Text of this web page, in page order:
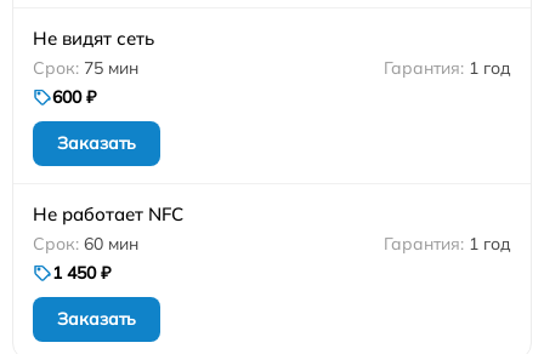
Не видят сеть
75 мин
1 год
600 ₽
Заказать
Не работает NFC
60 мин
1 год
1 450 ₽
Заказать